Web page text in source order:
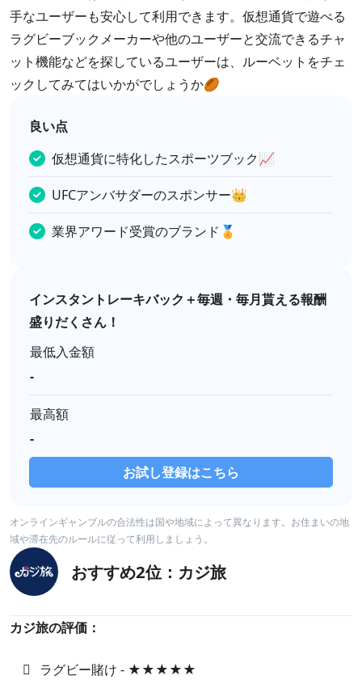
手なユーザーも安心して利用できます。仮想通貨で遊べる
ラグビーブックメーカーや他のユーザーと交流できるチャ
ット機能などを探しているユーザーは、ルーベットをチェ
ックしてみてはいかがでしょうか🏉
良い点
仮想通貨に特化したスポーツブック📈
UFCアンバサダーのスポンサー👑
業界アワード受賞のブランド🏅
インスタントレーキバック＋毎週・毎月貰える報酬
盛りだくさん！
最低入金額
-
最高額
-
お試し登録はこちら
オンラインギャンブルの合法性は国や地域によって異なります。お住まいの地
域や滞在先のルールに従って利用しましょう。
おすすめ2位：カジ旅
カジ旅の評価：
ラグビー賭け - ★★★★★